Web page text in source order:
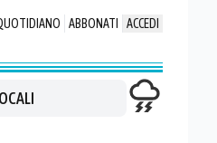
ABBONATI ACCEDI